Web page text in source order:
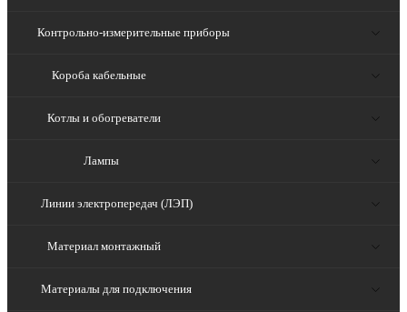
Контрольно-измерительные приборы
Короба кабельные
Котлы и обогреватели
Лампы
Линии электропередач (ЛЭП)
Материал монтажный
Материалы для подключения